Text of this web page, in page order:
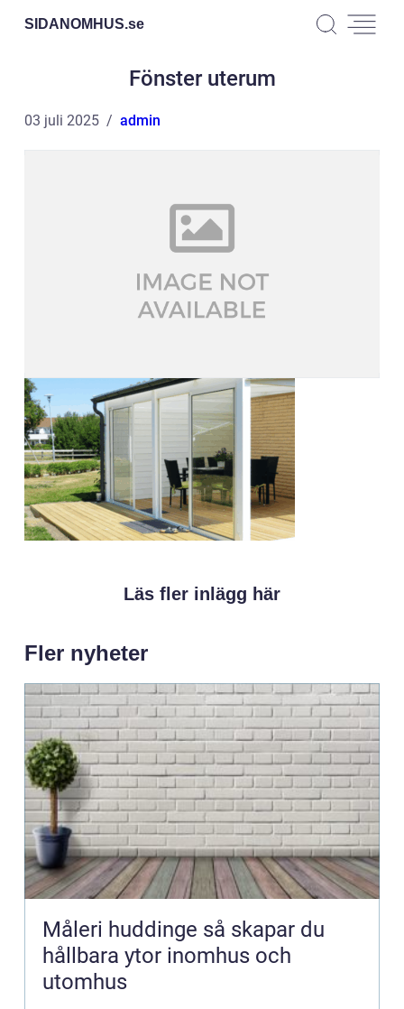
SIDANOMHUS.se
Fönster uterum
03 juli 2025 admin
Läs fler inlägg här
Fler nyheter
Måleri huddinge så skapar du
hållbara ytor inomhus och
utomhus